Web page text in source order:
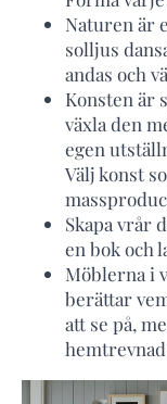
Naturen är
solljus
andas och
Konsten är
växla den
egen
Välj konst
Skapa vrår
en bok och
Möblerna i
berättar
att se på,